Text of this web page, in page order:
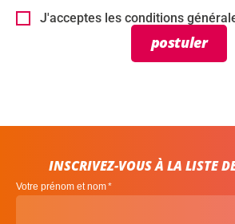
J'acceptes les conditions
postuler
INSCRIVEZ-VOUS À LA LISTE
Votre prénom et nom